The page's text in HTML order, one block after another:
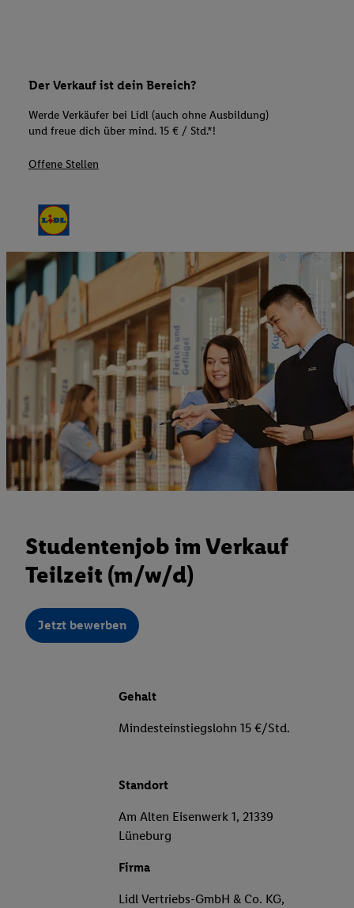
Der Verkauf ist dein Bereich?
Werde Verkäufer bei Lidl (auch ohne Ausbildung)
und freue dich über mind. 15 € / Std.*!
Offene Stellen
Studentenjob im Verkauf
Teilzeit (m/w/d)
Jetzt bewerben
Gehalt
Mindesteinstiegslohn 15 €/Std.
Standort
Am Alten Eisenwerk 1, 21339
Lüneburg
Firma
Lidl Vertriebs-GmbH & Co. KG,